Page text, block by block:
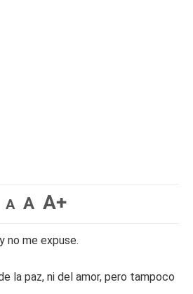
A A A+
no me expuse.
la paz, ni del amor, pero tampoco